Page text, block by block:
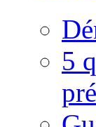
5